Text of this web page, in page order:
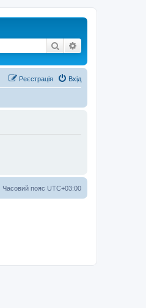
Пошук
Вхід
Реєстрація
Часовий пояс UTC+03:00